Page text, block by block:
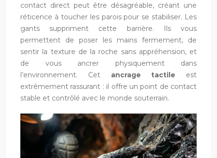
contact direct peut être désagréable, créant une
réticence à toucher les parois pour se stabiliser. Les
gants suppriment cette barrière. Ils vous
permettent de poser les mains fermement, de
sentir la texture de la roche sans appréhension, et
de vous ancrer physiquement dans
l’environnement. Cet ancrage tactile est
extrêmement rassurant : il offre un point de contact
stable et contrôlé avec le monde souterrain.